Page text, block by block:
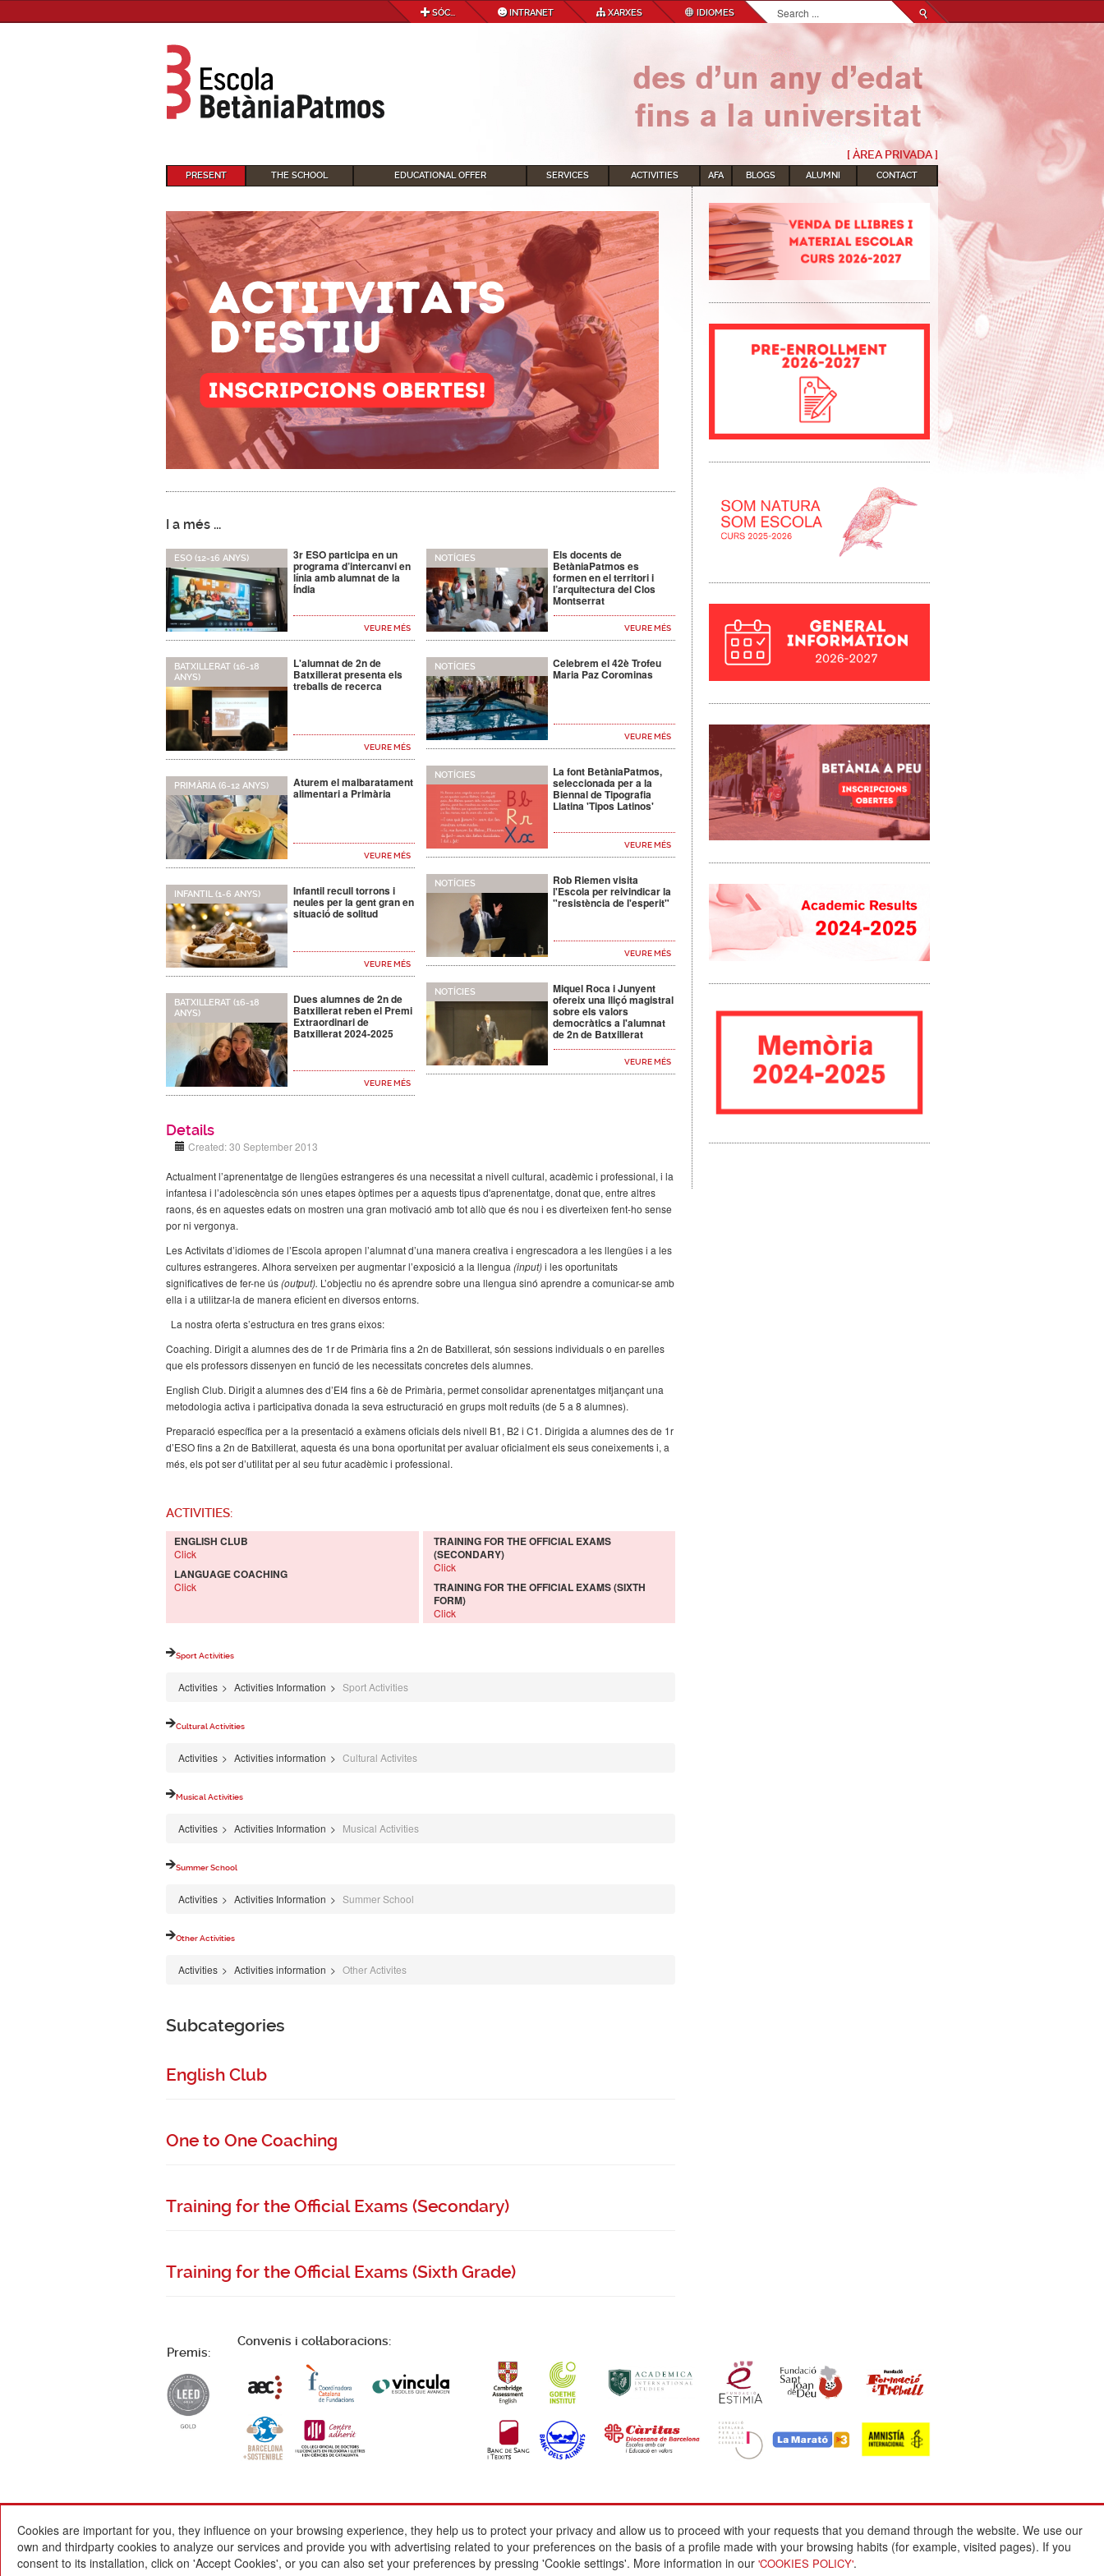
SÓC... INTRANET XARXES IDIOMES Search...
[ ÀREA PRIVADA ]
PRESENT THE SCHOOL EDUCATIONAL OFFER SERVICES ACTIVITIES AFA BLOGS ALUMNI CONTACT
I a més ...
ESO (12-16 ANYS) 3r ESO participa en un
programa d’intercanvi en
línia amb alumnat de la
Índia
VEURE MÉS
BATXILLERAT (16-18
ANYS)
L'alumnat de 2n de
Batxillerat presenta els
treballs de recerca
VEURE MÉS
PRIMÀRIA (6-12 ANYS) Aturem el malbaratament
alimentari a Primària
VEURE MÉS
INFANTIL (1-6 ANYS) Infantil recull torrons i
neules per la gent gran en
situació de solitud
VEURE MÉS
BATXILLERAT (16-18
ANYS)
Dues alumnes de 2n de
Batxillerat reben el Premi
Extraordinari de
Batxillerat 2024-2025
VEURE MÉS
NOTÍCIES Els docents de
BetàniaPatmos es
formen en el territori i
l’arquitectura del Clos
Montserrat
VEURE MÉS
NOTÍCIES Celebrem el 42è Trofeu
Maria Paz Corominas
VEURE MÉS
NOTÍCIES La font BetàniaPatmos,
seleccionada per a la
Biennal de Tipografia
Llatina 'Tipos Latinos'
VEURE MÉS
NOTÍCIES Rob Riemen visita
l'Escola per reivindicar la
"resistència de l'esperit"
VEURE MÉS
NOTÍCIES Miquel Roca i Junyent
ofereix una lliçó magistral
sobre els valors
democràtics a l'alumnat
de 2n de Batxillerat
VEURE MÉS
Details
Created: 30 September 2013
Actualment l’aprenentatge de llengües estrangeres és una necessitat a nivell cultural, acadèmic i professional, i la
infantesa i l’adolescència són unes etapes òptimes per a aquests tipus d'aprenentatge, donat que, entre altres
raons, és en aquestes edats on mostren una gran motivació amb tot allò que és nou i es diverteixen fent-ho sense
por ni vergonya.
Les Activitats d’idiomes de l’Escola apropen l’alumnat d’una manera creativa i engrescadora a les llengües i a les
cultures estrangeres. Alhora serveixen per augmentar l’exposició a la llengua (input)i les oportunitats
significatives de fer-ne ús(output). L’objectiu no és aprendre sobre una llengua sinó aprendre a comunicar-se amb
ella i a utilitzar-la de manera eficient en diversos entorns.
La nostra oferta s’estructura en tres grans eixos:
Coaching. Dirigit a alumnes des de 1r de Primària fins a 2n de Batxillerat, són sessions individuals o en parelles
que els professors dissenyen en funció de les necessitats concretes dels alumnes.
English Club. Dirigit a alumnes des d’EI4 fins a 6è de Primària, permet consolidar aprenentatges mitjançant una
metodologia activa i participativa donada la seva estructuració en grups molt reduïts (de 5 a 8 alumnes).
Preparació específica per a la presentació a exàmens oficials dels nivell B1, B2 i C1. Dirigida a alumnes des de 1r
d’ESO fins a 2n de Batxillerat, aquesta és una bona oportunitat per avaluar oficialment els seus coneixements i, a
més, els pot ser d’utilitat per al seu futur acadèmic i professional.
ACTIVITIES:
ENGLISH CLUB
Click
LANGUAGE COACHING
Click
TRAINING FOR THE OFFICIAL EXAMS
(SECONDARY)
Click
TRAINING FOR THE OFFICIAL EXAMS (SIXTH
FORM)
Click
Sport Activities
Activities > Activities Information > Sport Activities
Cultural Activities
Activities > Activities information > Cultural Activites
Musical Activities
Activities > Activities Information > Musical Activities
Summer School
Activities > Activities Information > Summer School
Other Activities
Activities > Activities information > Other Activites
Subcategories
English Club
One to One Coaching
Training for the Official Exams (Secondary)
Training for the Official Exams (Sixth Grade)
Premis:
Convenis i col·laboracions:
Present
The school
Educational offer
Escola Betània-Patmos
C. Montevideo, 13
08034 Barcelona
Legal notice
Cookie policy
Interesting links
Credits:
Architecture and design:
Cookies are important for you, they influence on your browsing experience, they help us to protect your privacy and allow us to proceed with your requests that you demand through the website. We use our
own and thirdparty cookies to analyze our services and provide you with advertising related to your preferences on the basis of a profile made with your browsing habits (for example, visited pages). If you
consent to its installation, click on 'Accept Cookies', or you can also set your preferences by pressing 'Cookie settings'. More information in our 'COOKIES POLICY'.